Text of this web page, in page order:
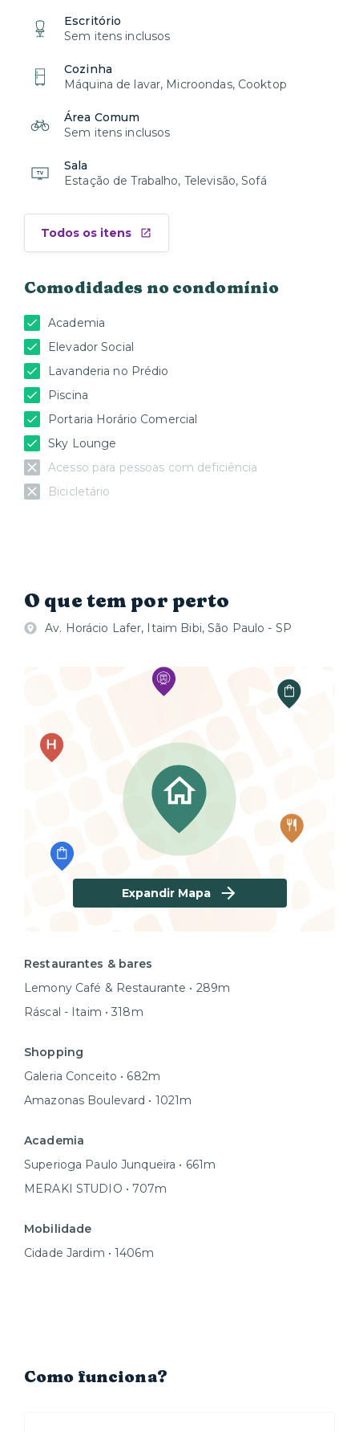
Escritório
Sem itens inclusos
Cozinha
Máquina de lavar, Microondas, Cooktop
Área Comum
Sem itens inclusos
Sala
Estação de Trabalho, Televisão, Sofá
Todos os itens
Comodidades no condomínio
Academia
Elevador Social
Lavanderia no Prédio
Piscina
Portaria Horário Comercial
Sky Lounge
Acesso para pessoas com deficiência
Bicicletário
O que tem por perto
Av. Horácio Lafer, Itaim Bibi, São Paulo - SP
Expandir Mapa
Restaurantes & bares
Lemony Café & Restaurante • 289m
Ráscal - Itaim • 318m
Shopping
Galeria Conceito • 682m
Amazonas Boulevard • 1021m
Academia
Superioga Paulo Junqueira • 661m
MERAKI STUDIO • 707m
Mobilidade
Cidade Jardim • 1406m
Como funciona?